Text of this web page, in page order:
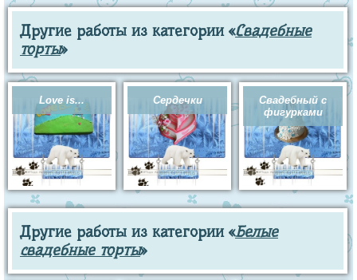
Другие работы из категории «Свадебные
торты»
Love is... Сердечки
Свадебный с
фигурками
Другие работы из категории «Белые
свадебные торты»